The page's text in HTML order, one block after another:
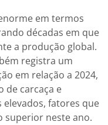
em termos
décadas em que
a produção global.
registra um
em relação a 2024,
de carcaça e
fatores que
superior neste ano.